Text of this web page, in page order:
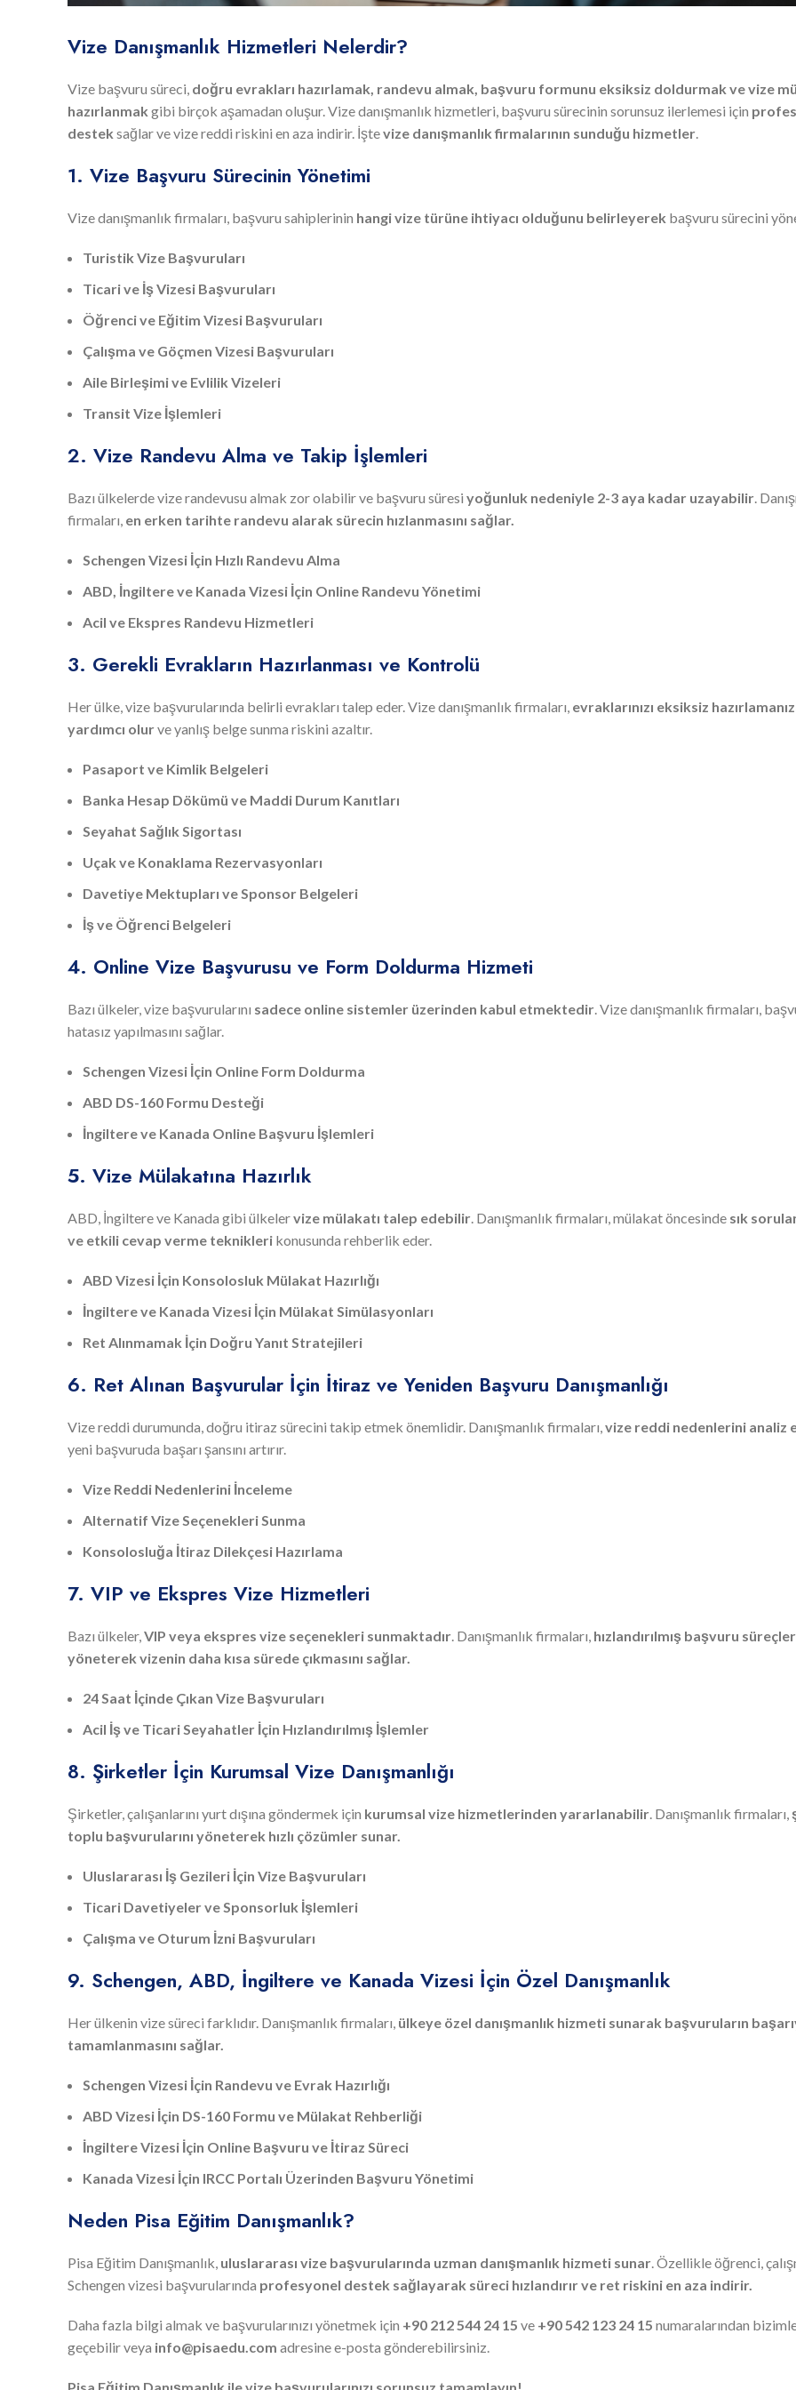
Vize Danışmanlık Hizmetleri Nelerdir?
Vize başvuru süreci, doğru evrakları hazırlamak, randevu almak, başvuru formunu eksiksiz doldurmak ve vize
hazırlanmak gibi birçok aşamadan oluşur. Vize danışmanlık hizmetleri, başvuru sürecinin sorunsuz ilerlemesi için
destek sağlar ve vize reddi riskini en aza indirir. İştevize danışmanlık firmalarının sunduğu hizmetler.
1. Vize Başvuru Sürecinin Yönetimi
Vize danışmanlık firmaları, başvuru sahiplerinin hangi vize türüne ihtiyacı olduğunu belirleyerek başvuru sürecini
Turistik Vize Başvuruları
Ticari ve İş Vizesi Başvuruları
Öğrenci ve Eğitim Vizesi Başvuruları
Çalışma ve Göçmen Vizesi Başvuruları
Aile Birleşimi ve Evlilik Vizeleri
Transit Vize İşlemleri
2. Vize Randevu Alma ve Takip İşlemleri
Bazı ülkelerde vize randevusu almak zor olabilir ve başvuru süresi yoğunluk nedeniyle 2-3 aya kadar uzayabilir.
firmaları, en erken tarihte randevu alarak sürecin hızlanmasını sağlar.
Schengen Vizesi İçin Hızlı Randevu Alma
ABD, İngiltere ve Kanada Vizesi İçin Online Randevu Yönetimi
Acil ve Ekspres Randevu Hizmetleri
3. Gerekli Evrakların Hazırlanması ve Kontrolü
Her ülke, vize başvurularında belirli evrakları talep eder. Vize danışmanlık firmaları, evraklarınızı eksiksiz
yardımcı olurve yanlış belge sunma riskini azaltır.
Pasaport ve Kimlik Belgeleri
Banka Hesap Dökümü ve Maddi Durum Kanıtları
Seyahat Sağlık Sigortası
Uçak ve Konaklama Rezervasyonları
Davetiye Mektupları ve Sponsor Belgeleri
İş ve Öğrenci Belgeleri
4. Online Vize Başvurusu ve Form Doldurma Hizmeti
Bazı ülkeler, vize başvurularını sadece online sistemler üzerinden kabul etmektedir. Vize danışmanlık firmaları,
hatasız yapılmasını sağlar.
Schengen Vizesi İçin Online Form Doldurma
ABD DS-160 Formu Desteği
İngiltere ve Kanada Online Başvuru İşlemleri
5. Vize Mülakatına Hazırlık
ABD, İngiltere ve Kanada gibi ülkelervize mülakatı talep edebilir. Danışmanlık firmaları, mülakat öncesinde sık
ve etkili cevap verme teknikleri konusunda rehberlik eder.
ABD Vizesi İçin Konsolosluk Mülakat Hazırlığı
İngiltere ve Kanada Vizesi İçin Mülakat Simülasyonları
Ret Alınmamak İçin Doğru Yanıt Stratejileri
6. Ret Alınan Başvurular İçin İtiraz ve Yeniden Başvuru Danışmanlığı
Vize reddi durumunda, doğru itiraz sürecini takip etmek önemlidir. Danışmanlık firmaları,vize reddi nedenlerini analiz
yeni başvuruda başarı şansını artırır.
Vize Reddi Nedenlerini İnceleme
Alternatif Vize Seçenekleri Sunma
Konsolosluğa İtiraz Dilekçesi Hazırlama
7. VIP ve Ekspres Vize Hizmetleri
Bazı ülkeler,VIP veya ekspres vize seçenekleri sunmaktadır. Danışmanlık firmaları, hızlandırılmış başvuru
yöneterek vizenin daha kısa sürede çıkmasını sağlar.
24 Saat İçinde Çıkan Vize Başvuruları
Acil İş ve Ticari Seyahatler İçin Hızlandırılmış İşlemler
8. Şirketler İçin Kurumsal Vize Danışmanlığı
Şirketler, çalışanlarını yurt dışına göndermek için kurumsal vize hizmetlerinden yararlanabilir. Danışmanlık firmaları,
toplu başvurularını yöneterek hızlı çözümler sunar.
Uluslararası İş Gezileri İçin Vize Başvuruları
Ticari Davetiyeler ve Sponsorluk İşlemleri
Çalışma ve Oturum İzni Başvuruları
9. Schengen, ABD, İngiltere ve Kanada Vizesi İçin Özel Danışmanlık
Her ülkenin vize süreci farklıdır. Danışmanlık firmaları, ülkeye özel danışmanlık hizmeti sunarak başvuruların
tamamlanmasını sağlar.
Schengen Vizesi İçin Randevu ve Evrak Hazırlığı
ABD Vizesi İçin DS-160 Formu ve Mülakat Rehberliği
İngiltere Vizesi İçin Online Başvuru ve İtiraz Süreci
Kanada Vizesi İçin IRCC Portalı Üzerinden Başvuru Yönetimi
Neden Pisa Eğitim Danışmanlık?
Pisa Eğitim Danışmanlık, uluslararası vize başvurularında uzman danışmanlık hizmeti sunar. Özellikle öğrenci,
Schengen vizesi başvurularında profesyonel destek sağlayarak süreci hızlandırır ve ret riskini en aza indirir.
Daha fazla bilgi almak ve başvurularınızı yönetmek için +90 212 544 24 15 ve +90 542 123 24 15 numaralarından
geçebilir veya info@pisaedu.com adresine e-posta gönderebilirsiniz.